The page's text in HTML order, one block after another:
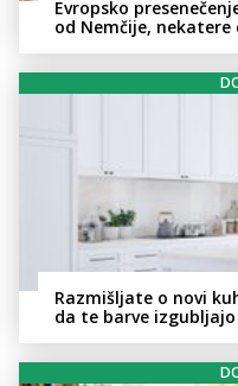
Evropsko
od Nemčije,
Razmišljate o novi
da te barve